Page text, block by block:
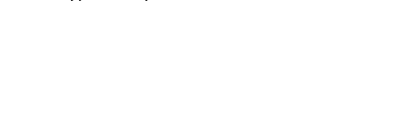
wysokim oparciem